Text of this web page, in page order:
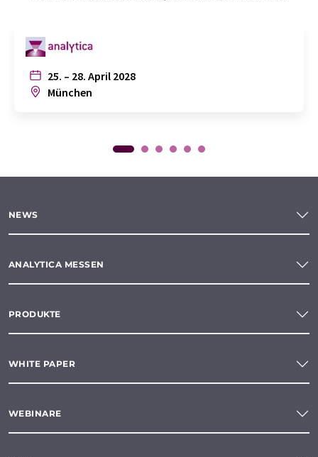
25. – 28. April 2028
München
NEWS
ANALYTICA MESSEN
PRODUKTE
WHITE PAPER
WEBINARE